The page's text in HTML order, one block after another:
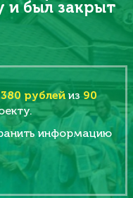
и был закрыт
рублей из 90
информацию